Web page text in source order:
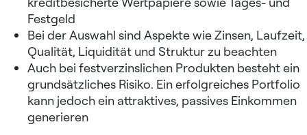
Festgeld
Bei der Auswahl sind Aspekte wie Zinsen, Laufzeit,
Qualität, Liquidität und Struktur zu beachten
Auch bei festverzinslichen Produkten besteht ein
grundsätzliches Risiko. Ein erfolgreiches Portfolio
kann jedoch ein attraktives, passives Einkommen
generieren